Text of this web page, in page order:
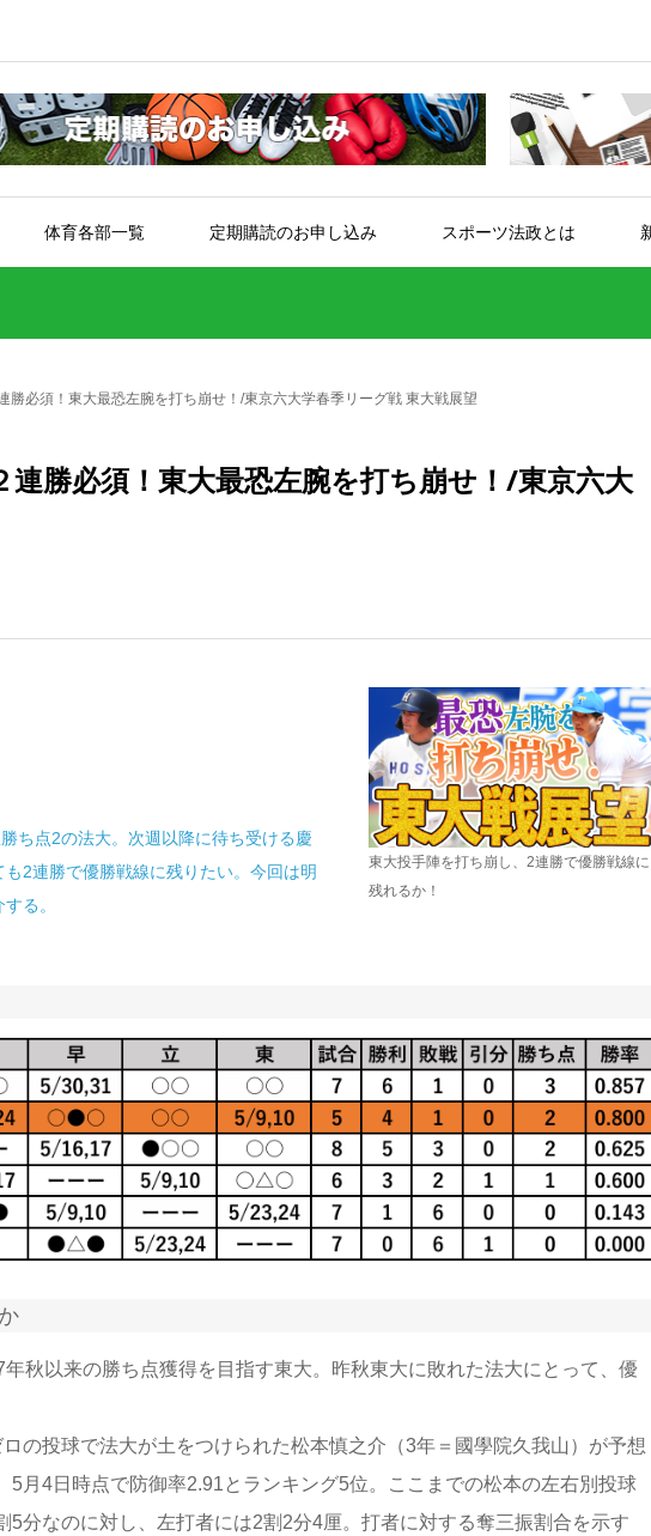
体育各部一覧 定期購読のお申し込み スポーツ法政とは
勝必須！東大最恐左腕を打ち崩せ！/東京六大学春季リーグ戦 東大戦展望
連勝必須！東大最恐左腕を打ち崩せ！/東京六大
ち点2の法大。 次週以降に待ち受ける慶
2連勝で優勝戦線に残りたい。今回は明
る。
東大投手陣を打ち崩し、2連勝で優勝戦線に
残れるか！
秋以来の勝ち点獲得を目指す東大。昨秋東大に敗れた法大にとって、優
の投球で法大が土をつけられた松本慎之介（3年＝國學院久我山）が予想
5月4日時点で防御率2.91とランキング5位。ここまでの松本の左右別投球
分なのに対し、左打者には2割2分4厘。打者に対する奪三振割合を示す